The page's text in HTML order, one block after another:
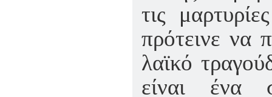
τις
πρότεινε να
λαϊκό
είναι ένα